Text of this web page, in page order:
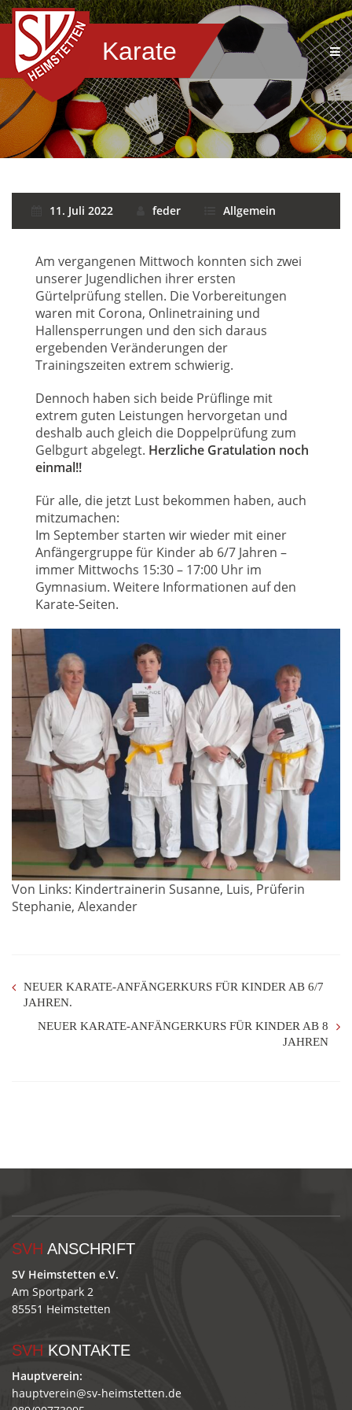
Karate
11. Juli 2022 feder Allgemein
Am vergangenen Mittwoch konnten sich zwei
unserer Jugendlichen ihrer ersten
Gürtelprüfung stellen. Die Vorbereitungen
waren mit Corona, Onlinetraining und
Hallensperrungen und den sich daraus
ergebenden Veränderungen der
Trainingszeiten extrem schwierig.
Dennoch haben sich beide Prüflinge mit
extrem guten Leistungen hervorgetan und
deshalb auch gleich die Doppelprüfung zum
Gelbgurt abgelegt. Herzliche Gratulation noch
einmal!!
Für alle, die jetzt Lust bekommen haben, auch
mitzumachen:
Im September starten wir wieder mit einer
Anfängergruppe für Kinder ab 6/7 Jahren –
immer Mittwochs 15:30 – 17:00 Uhr im
Gymnasium. Weitere Informationen auf den
Karate-Seiten.
Von Links: Kindertrainerin Susanne, Luis, Prüferin
Stephanie, Alexander
NEUER KARATE-ANFÄNGERKURS FÜR KINDER AB 6/7
JAHREN.
NEUER KARATE-ANFÄNGERKURS FÜR KINDER AB 8
JAHREN
SVH ANSCHRIFT
SV Heimstetten e.V.
Am Sportpark 2
85551 Heimstetten
SVH KONTAKTE
Hauptverein:
hauptverein@sv-heimstetten.de